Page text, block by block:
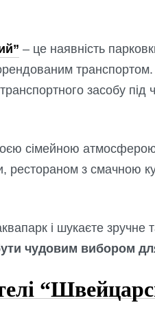
– це наявність
транспортом.
засобу
сімейною
з смачною
і шукаєте зручне
чудовим вибором